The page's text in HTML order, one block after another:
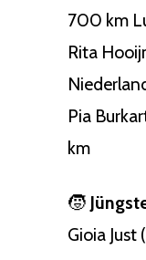
700 km
Rita
Pia
km
🧒
Gioia Just